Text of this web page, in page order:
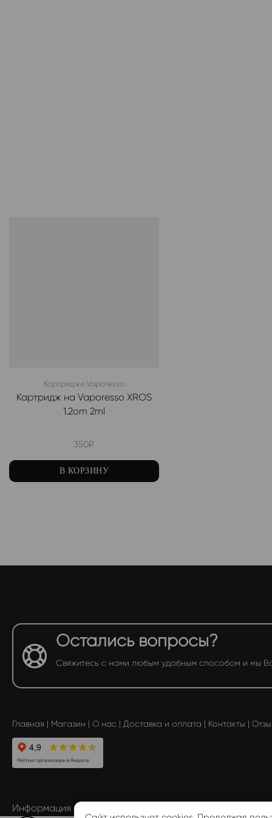
Картриджи Vaporesso
Картридж на Vaporesso XROS
1.2om 2ml
350₽
В КОРЗИНУ
Остались вопросы?
Свяжитесь с нами любым удобным способом и мы
Главная | Магазин | О нас | Доставка и оплата | Контакты |
Информация размещенная на сайте, не является